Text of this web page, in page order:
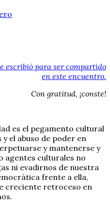
escribió para ser compartido
en este encuentro.
Con gratitud, ¡conste!
es el pegamento cultural
el abuso de poder en
y mantenerse y
agentes culturales no
ni evadirnos de nuestra
frente a ella,
creciente retroceso en